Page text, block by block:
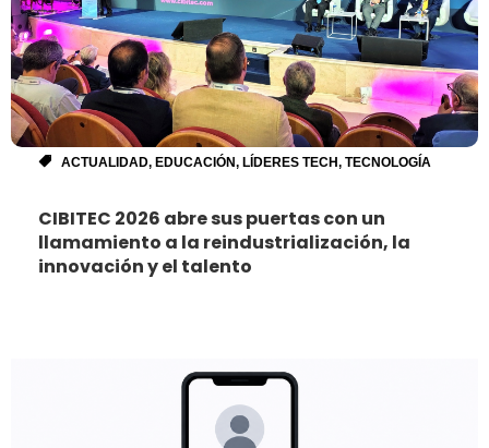
ACTUALIDAD, EDUCACIÓN, LÍDERES TECH, TECNOLOGÍA
CIBITEC 2026 abre sus puertas con un
llamamiento a la reindustrialización, la
innovación y el talento